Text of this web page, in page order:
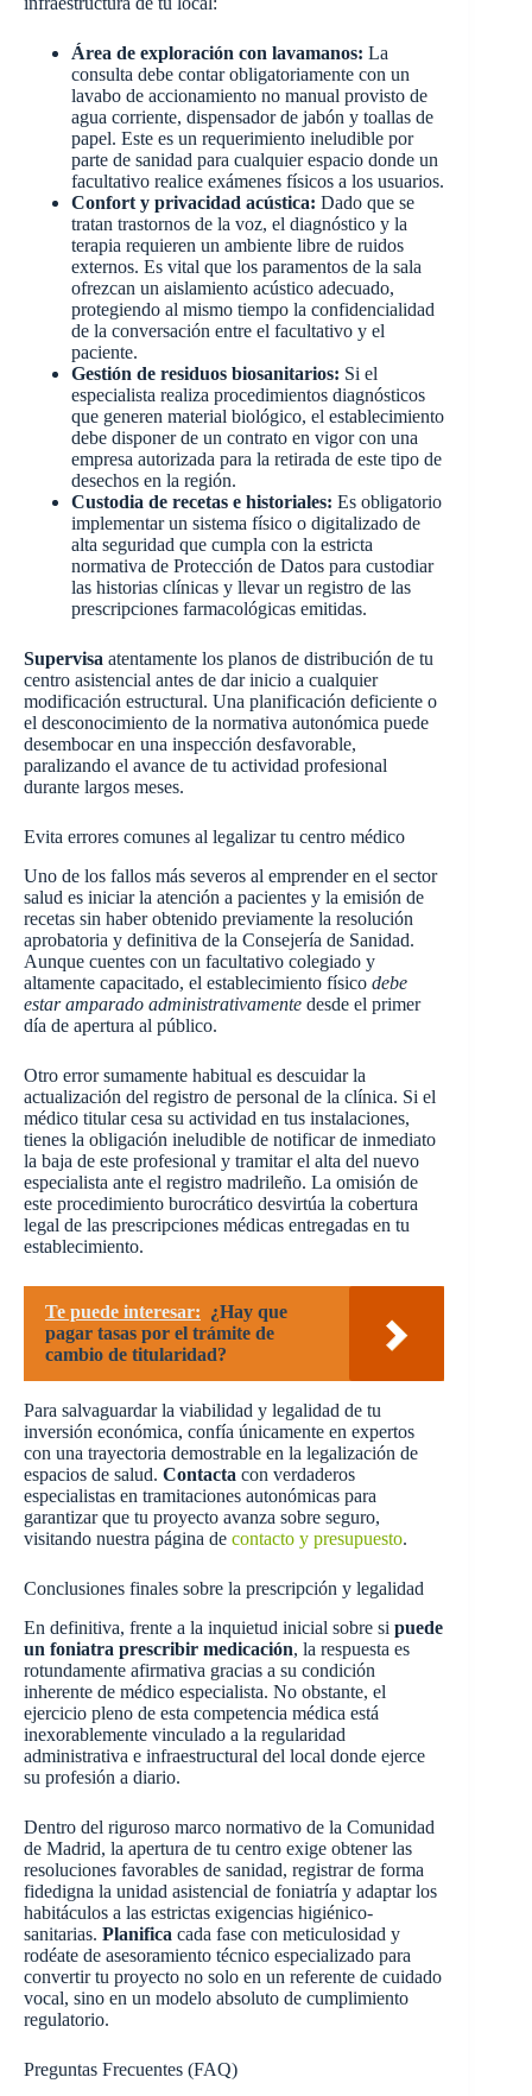
Área de exploración con lavamanos: La
consulta debe contar obligatoriamente con un
lavabo de accionamiento no manual provisto de
agua corriente, dispensador de jabón y toallas de
papel. Este es un requerimiento ineludible por
parte de sanidad para cualquier espacio donde un
facultativo realice exámenes físicos a los usuarios.
Confort y privacidad acústica: Dado que se
tratan trastornos de la voz, el diagnóstico y la
terapia requieren un ambiente libre de ruidos
externos. Es vital que los paramentos de la sala
ofrezcan un aislamiento acústico adecuado,
protegiendo al mismo tiempo la confidencialidad
de la conversación entre el facultativo y el
paciente.
Gestión de residuos biosanitarios: Si el
especialista realiza procedimientos diagnósticos
que generen material biológico, el establecimiento
debe disponer de un contrato en vigor con una
empresa autorizada para la retirada de este tipo de
desechos en la región.
Custodia de recetas e historiales: Es obligatorio
implementar un sistema físico o digitalizado de
alta seguridad que cumpla con la estricta
normativa de Protección de Datos para custodiar
las historias clínicas y llevar un registro de las
prescripciones farmacológicas emitidas.
Supervisa atentamente los planos de distribución de tu
centro asistencial antes de dar inicio a cualquier
modificación estructural. Una planificación deficiente o
el desconocimiento de la normativa autonómica puede
desembocar en una inspección desfavorable,
paralizando el avance de tu actividad profesional
durante largos meses.
Evita errores comunes al legalizar tu centro médico
Uno de los fallos más severos al emprender en el sector
salud es iniciar la atención a pacientes y la emisión de
recetas sin haber obtenido previamente la resolución
aprobatoria y definitiva de la Consejería de Sanidad.
Aunque cuentes con un facultativo colegiado y
altamente capacitado, el establecimiento físico debe
estar amparado administrativamente desde el primer
día de apertura al público.
Otro error sumamente habitual es descuidar la
actualización del registro de personal de la clínica. Si el
médico titular cesa su actividad en tus instalaciones,
tienes la obligación ineludible de notificar de inmediato
la baja de este profesional y tramitar el alta del nuevo
especialista ante el registro madrileño. La omisión de
este procedimiento burocrático desvirtúa la cobertura
legal de las prescripciones médicas entregadas en tu
establecimiento.
Te puede interesar: ¿Hay que
pagar tasas por el trámite de
cambio de titularidad?
Para salvaguardar la viabilidad y legalidad de tu
inversión económica, confía únicamente en expertos
con una trayectoria demostrable en la legalización de
espacios de salud. Contacta con verdaderos
especialistas en tramitaciones autonómicas para
garantizar que tu proyecto avanza sobre seguro,
visitando nuestra página de contacto y presupuesto.
Conclusiones finales sobre la prescripción y legalidad
En definitiva, frente a la inquietud inicial sobre si puede
un foniatra prescribir medicación, la respuesta es
rotundamente afirmativa gracias a su condición
inherente de médico especialista. No obstante, el
ejercicio pleno de esta competencia médica está
inexorablemente vinculado a la regularidad
administrativa e infraestructural del local donde ejerce
su profesión a diario.
Dentro del riguroso marco normativo de la Comunidad
de Madrid, la apertura de tu centro exige obtener las
resoluciones favorables de sanidad, registrar de forma
fidedigna la unidad asistencial de foniatría y adaptar los
habitáculos a las estrictas exigencias higiénico-
sanitarias. Planifica cada fase con meticulosidad y
rodéate de asesoramiento técnico especializado para
convertir tu proyecto no solo en un referente de cuidado
vocal, sino en un modelo absoluto de cumplimiento
regulatorio.
Preguntas Frecuentes (FAQ)